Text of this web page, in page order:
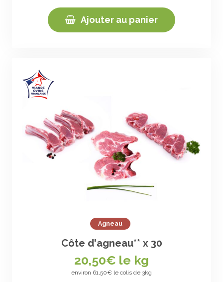
Ajouter au panier
Agneau
Côte d'agneau** x 30
20,50€ le kg
environ 61,50€ le colis de 3kg